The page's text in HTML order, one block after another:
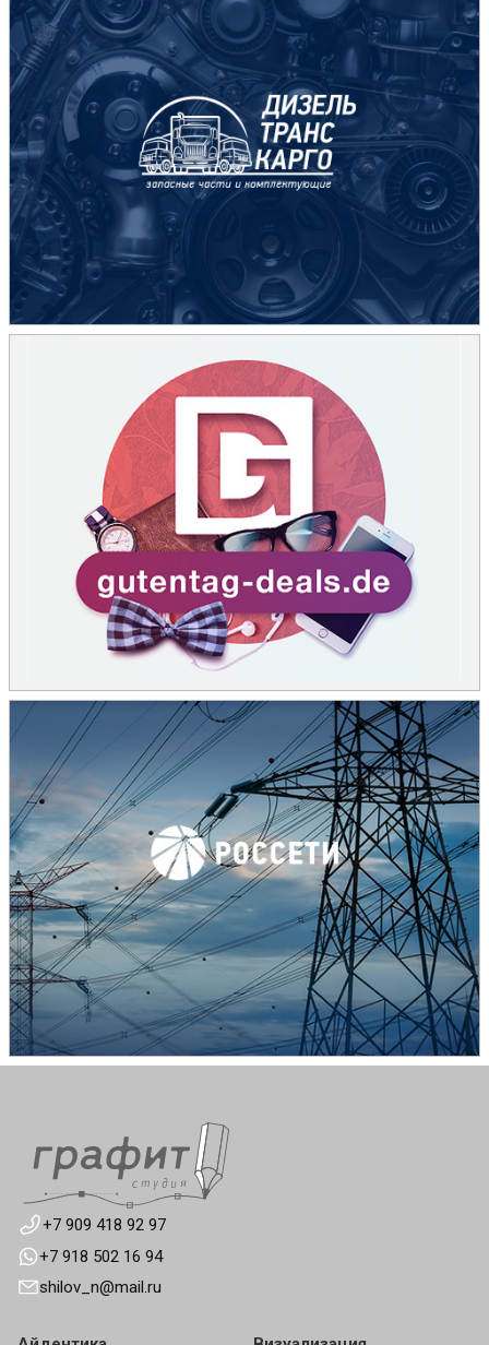
+7 909 418 92 97
+7 918 502 16 94
shilov_n@mail.ru